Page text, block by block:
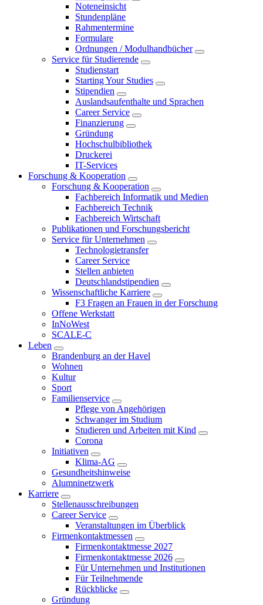
Noteneinsicht
Stundenpläne
Rahmentermine
Formulare
Ordnungen / Modulhandbücher
Service für Studierende
Studienstart
Starting Your Studies
Stipendien
Auslandsaufenthalte und Sprachen
Career Service
Finanzierung
Gründung
Hochschulbibliothek
Druckerei
IT-Services
Forschung & Kooperation
Forschung & Kooperation
Fachbereich Informatik und Medien
Fachbereich Technik
Fachbereich Wirtschaft
Publikationen und Forschungsbericht
Service für Unternehmen
Technologietransfer
Career Service
Stellen anbieten
Deutschlandstipendien
Wissenschaftliche Karriere
F3 Fragen an Frauen in der Forschung
Offene Werkstatt
InNoWest
SCALE-C
Leben
Brandenburg an der Havel
Wohnen
Kultur
Sport
Familienservice
Pflege von Angehörigen
Schwanger im Studium
Studieren und Arbeiten mit Kind
Corona
Initiativen
Klima-AG
Gesundheitshinweise
Alumninetzwerk
Karriere
Stellenausschreibungen
Career Service
Veranstaltungen im Überblick
Firmenkontaktmessen
Firmenkontaktmesse 2027
Firmenkontaktmesse 2026
Für Unternehmen und Institutionen
Für Teilnehmende
Rückblicke
Gründung